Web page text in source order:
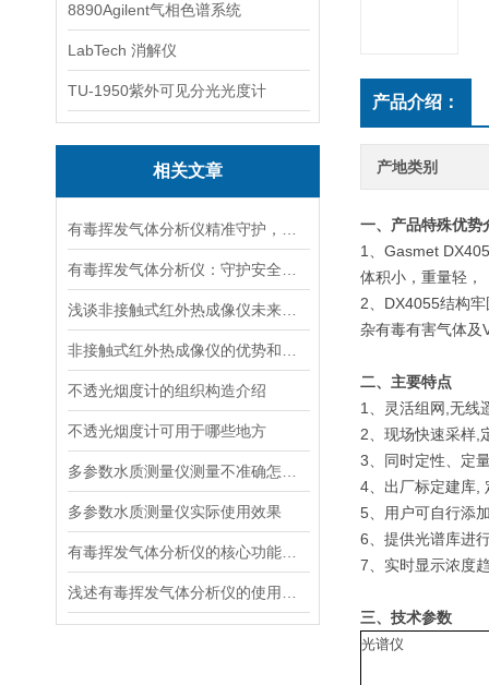
8890Agilent气相色谱系统
LabTech 消解仪
TU-1950紫外可见分光光度计
相关文章
不透光烟度计的组织构造介绍
不透光烟度计可用于哪些地方
多参数水质测量仪实际使用效果
产品介绍：
产地类别
一、产品特殊优势
1、Gasmet
体积小，重量轻
2、DX4055结构
杂有毒有害气体及
二、主要特点
1、灵活组网,无线
2、现场快速采样,
3、同时定性、定
4、出厂标定建库,
5、用户可自行添
6、提供光谱库进
7、实时显示浓度
三、技术参数
光谱仪